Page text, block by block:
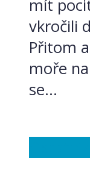
mít
vkročili
Přitom
moře
se...